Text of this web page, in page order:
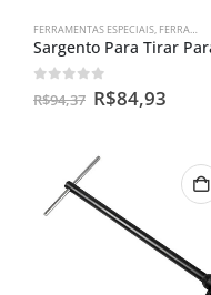
FERRAMENTAS ESPECIAIS, FERRAMENTAS PARA FILTROS CENTRÍFUGO
out of 5
R$94,37 R$84,93